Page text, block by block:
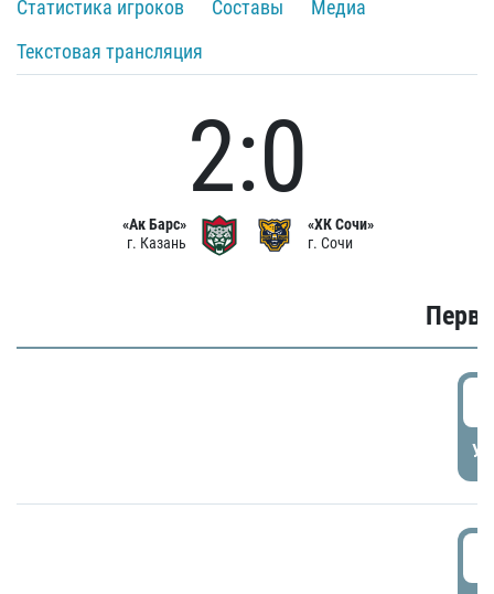
Статистика игроков
Составы
Медиа
Текстовая трансляция
«Ак Барс»
г. Казань
2:0
«ХК Сочи»
г. Сочи